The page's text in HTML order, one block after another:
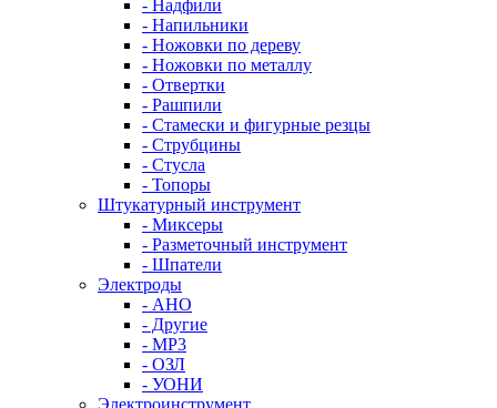
- Надфили
- Напильники
- Ножовки по дереву
- Ножовки по металлу
- Отвертки
- Рашпили
- Стамески и фигурные резцы
- Струбцины
- Стусла
- Топоры
Штукатурный инструмент
- Миксеры
- Разметочный инструмент
- Шпатели
Электроды
- АНО
- Другие
- МР3
- ОЗЛ
- УОНИ
Электроинструмент